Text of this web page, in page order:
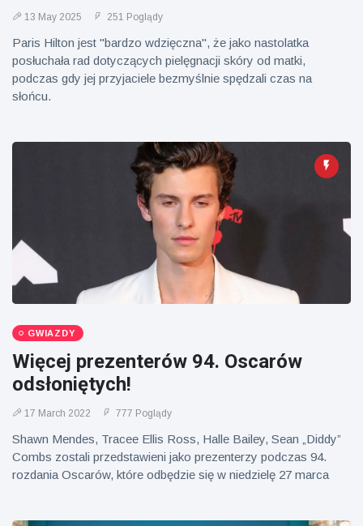
13 May 2025 251 Poglądy
Paris Hilton jest "bardzo wdzięczna", że jako nastolatka
posłuchała rad dotyczących pielęgnacji skóry od matki,
podczas gdy jej przyjaciele bezmyślnie spędzali czas na
słońcu.
GWIAZDY
Więcej prezenterów 94. Oscarów
odsłoniętych!
17 March 2022 777 Poglądy
Shawn Mendes, Tracee Ellis Ross, Halle Bailey, Sean „Diddy”
Combs zostali przedstawieni jako prezenterzy podczas 94.
rozdania Oscarów, które odbędzie się w niedzielę 27 marca